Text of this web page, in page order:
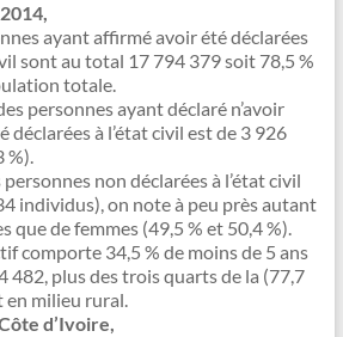
ayant affirmé avoir été déclarées
sont au total 17 794 379 soit 78,5 %
totale.
personnes ayant déclaré n’avoir
déclarées à l’état civil est de 3 926
%).
non déclarées à l’état civil
individus), on note à peu près autant
que de femmes (49,5 % et 50,4 %).
comporte 34,5 % de moins de 5 ans
482, plus des trois quarts de la (77,7
en milieu rural.
d’Ivoire,